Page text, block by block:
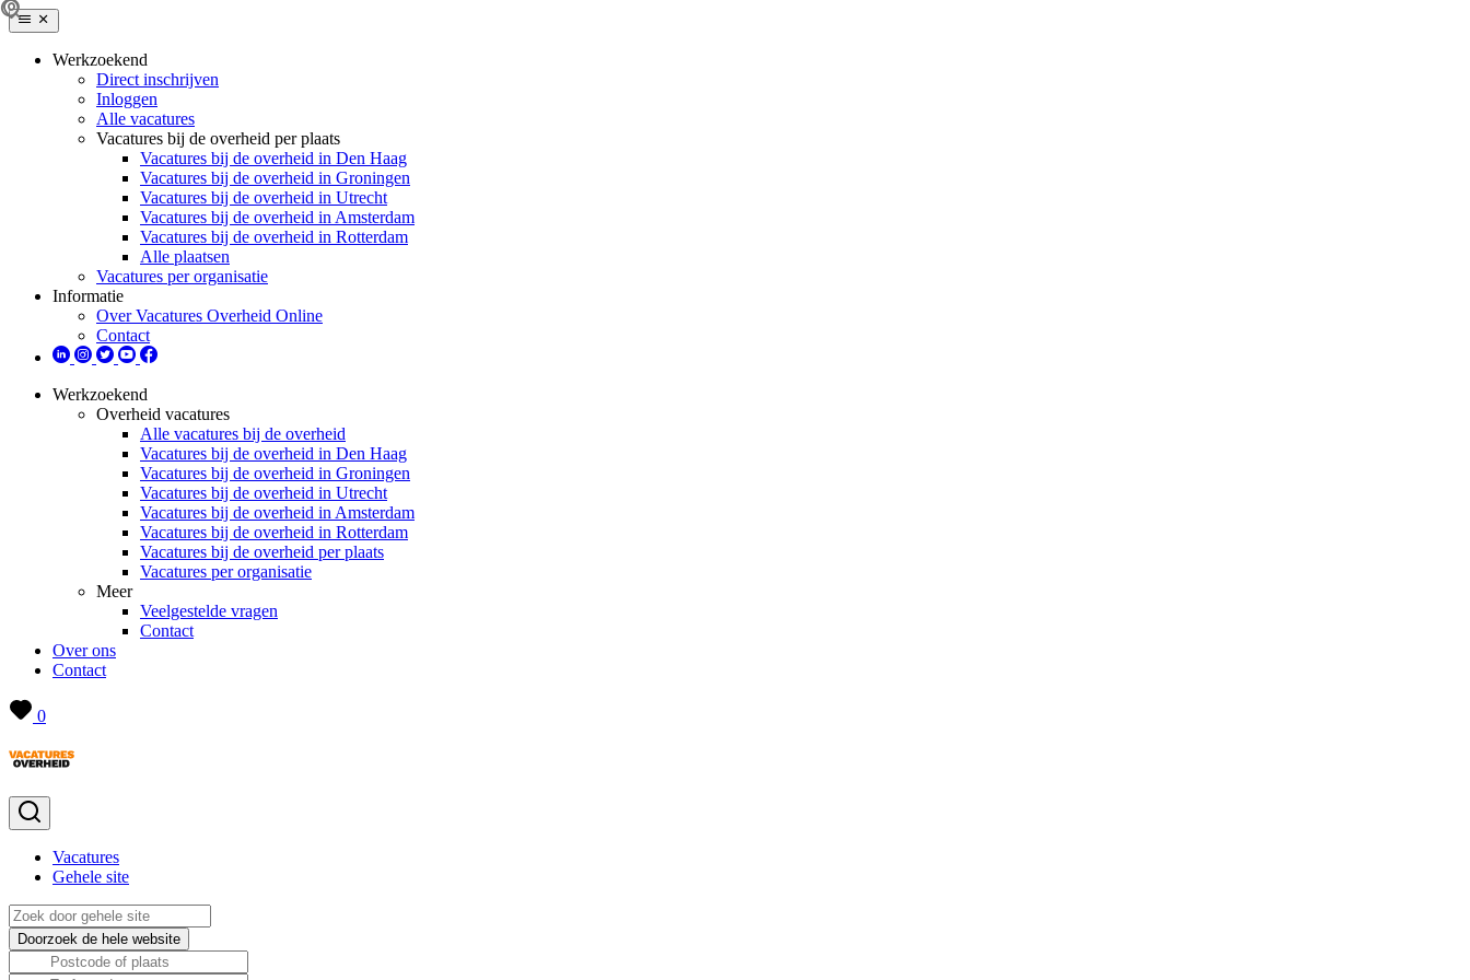
Werkzoekend
Direct inschrijven
Inloggen
Alle vacatures
Vacatures bij de overheid per plaats
Vacatures bij de overheid in Den Haag
Vacatures bij de overheid in Groningen
Vacatures bij de overheid in Utrecht
Vacatures bij de overheid in Amsterdam
Vacatures bij de overheid in Rotterdam
Alle plaatsen
Vacatures per organisatie
Informatie
Over Vacatures Overheid Online
Contact
Werkzoekend
Overheid vacatures
Alle vacatures bij de overheid
Vacatures bij de overheid in Den Haag
Vacatures bij de overheid in Groningen
Vacatures bij de overheid in Utrecht
Vacatures bij de overheid in Amsterdam
Vacatures bij de overheid in Rotterdam
Vacatures bij de overheid per plaats
Vacatures per organisatie
Meer
Veelgestelde vragen
Contact
Over ons
Contact
0
Vacatures
Gehele site